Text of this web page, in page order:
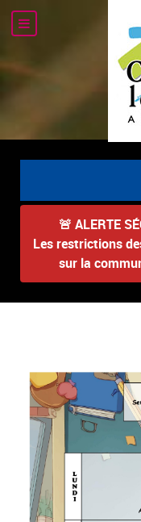
🚨 ALERTE
Les restrictions
sur la